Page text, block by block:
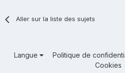
Aller sur la liste des sujets
Langue Politique de
Cookies